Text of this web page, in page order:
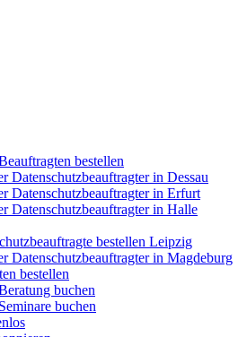
bestellen
Datenschutzbeauftragter in Dessau
Datenschutzbeauftragter in Erfurt
Datenschutzbeauftragter in Halle
bestellen Leipzig
Datenschutzbeauftragter in Magdeburg
bestellen
buchen
buchen